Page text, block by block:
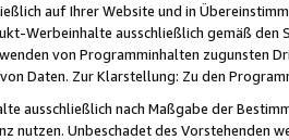
auf Ihrer Website und in
Werbeinhalte ausschließlich gemäß
von Programminhalten zugunsten
Daten. Zur Klarstellung: Zu den
ausschließlich nach Maßgabe der
nutzen. Unbeschadet des Vorstehenden